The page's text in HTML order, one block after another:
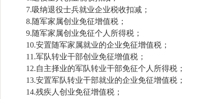
7.吸纳退役士兵就业企业税收扣减；
8.随军家属创业免征增值税；
9.随军家属创业免征个人所得税；
10.安置随军家属就业的企业免征增值税；
11.军队转业干部创业免征增值税；
12.自主择业的军队转业干部免征个人所得税；
13.安置军队转业干部就业的企业免征增值税；
14.残疾人创业免征增值税；